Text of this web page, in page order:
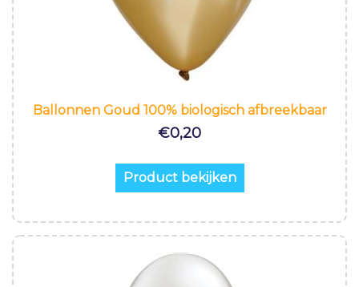
Ballonnen Goud 100% biologisch afbreekbaar
€0,20
Product bekijken